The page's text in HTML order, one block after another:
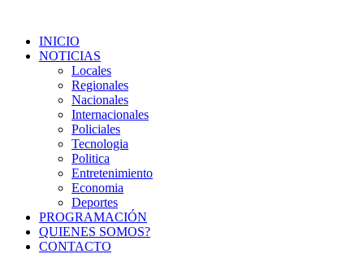
INICIO
NOTICIAS
Locales
Regionales
Nacionales
Internacionales
Policiales
Tecnologia
Politica
Entretenimiento
Economia
Deportes
PROGRAMACIÓN
QUIENES SOMOS?
CONTACTO